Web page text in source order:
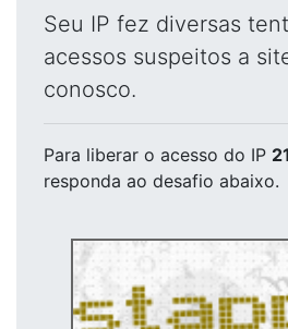
Seu IP fez diversas
acessos suspeitos a
conosco.
Para liberar o acesso do IP
responda ao desafio abaixo.